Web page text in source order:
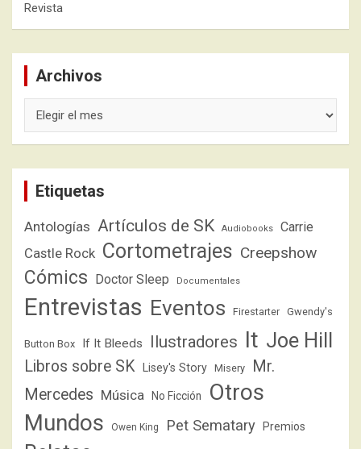
Revista
Archivos
Etiquetas
Antologías Artículos de SK Audiobooks Carrie
Castle Rock Cortometrajes Creepshow
Cómics Doctor Sleep Documentales
Entrevistas Eventos Firestarter Gwendy's
Button Box If It Bleeds Ilustradores It Joe Hill
Libros sobre SK Lisey's Story Misery
Mr.
Mercedes Música No Ficción
Otros
Mundos
Owen King Pet Sematary Premios